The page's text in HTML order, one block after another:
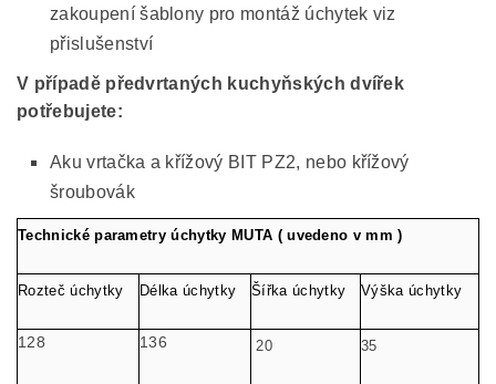
zakoupení šablony pro montáž úchytek viz
přislušenství
V případě předvrtaných kuchyňských dvířek
potřebujete:
Aku vrtačka a křížový BIT PZ2, nebo křížový
šroubovák
Technické parametry úchytky MUTA ( uvedeno v mm )
Rozteč úchytky Délka úchytky Šířka úchytky Výška úchytky
128 136 20 35